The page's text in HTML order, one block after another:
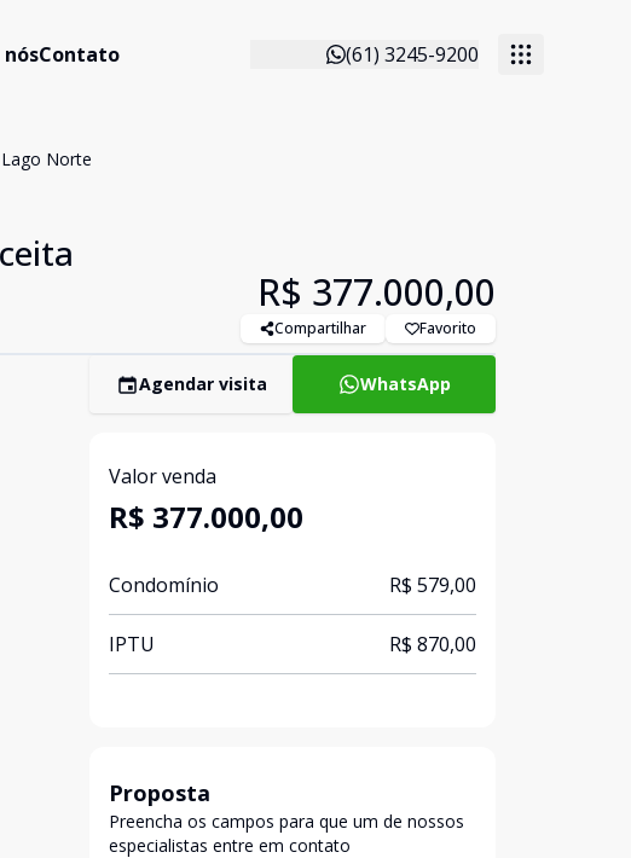
nósContato (61) 3245-9200
Norte
R$ 377.000,00
Compartilhar Favorito
Agendar visita WhatsApp
Valor venda
R$ 377.000,00
Condomínio R$ 579,00
IPTU R$ 870,00
Proposta
Preencha os campos para que um de nossos
especialistas entre em contato